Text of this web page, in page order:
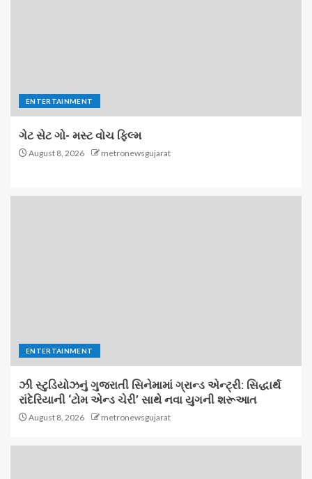
ENTERTAINMENT
ગેટ સેટ ગો- મસ્ટ વોચ ફિલ્મ
August 8, 2026 metronewsgujarat
ENTERTAINMENT
ઝી સ્ટુડિયોઝનું ગુજરાતી સિનેમામાં ગ્રાન્ડ એન્ટ્રી: સિદ્ધાર્થ
રાંદેરિયાની ‘ટોમ એન્ડ ચેરી’ સાથે નવા યુગની શરૂઆત
August 8, 2026 metronewsgujarat